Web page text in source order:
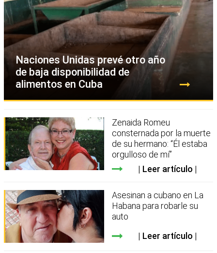
Naciones Unidas prevé otro año
de baja disponibilidad de
alimentos en Cuba
Zenaida Romeu
consternada por la muerte
de su hermano: “Él estaba
orgulloso de mí”
Leer artículo
Asesinan a cubano en La
Habana para robarle su
auto
Leer artículo